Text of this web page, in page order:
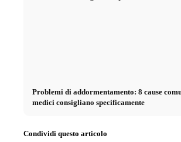
Problemi di addormentamento: 8 cause
medici consigliano specificamente
Condividi questo articolo